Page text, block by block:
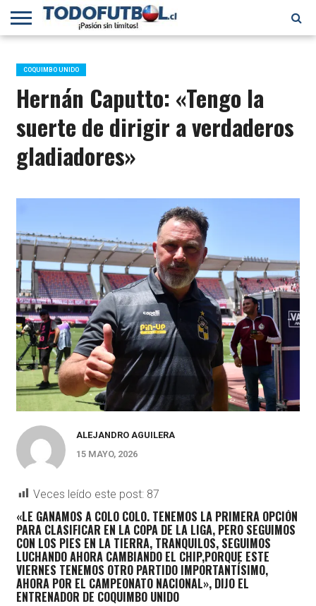
PRIMERA
B
SELECCIÓN
CHILENA
CHILENOS
EN EL
MUNDO
FÚTBOL
INTERNACIONAL
COQUIMBO UNIDO
Hernán Caputto: «Tengo la
suerte de dirigir a verdaderos
gladiadores»
ALEJANDRO AGUILERA
15 MAYO, 2026
Veces leído este post: 87
«LE GANAMOS A COLO COLO. TENEMOS LA PRIMERA OPCIÓN
PARA CLASIFICAR EN LA COPA DE LA LIGA, PERO SEGUIMOS
CON LOS PIES EN LA TIERRA, TRANQUILOS, SEGUIMOS
LUCHANDO AHORA CAMBIANDO EL CHIP,PORQUE ESTE
VIERNES TENEMOS OTRO PARTIDO IMPORTANTÍSIMO,
AHORA POR EL CAMPEONATO NACIONAL», DIJO EL
ENTRENADOR DE COQUIMBO UNIDO